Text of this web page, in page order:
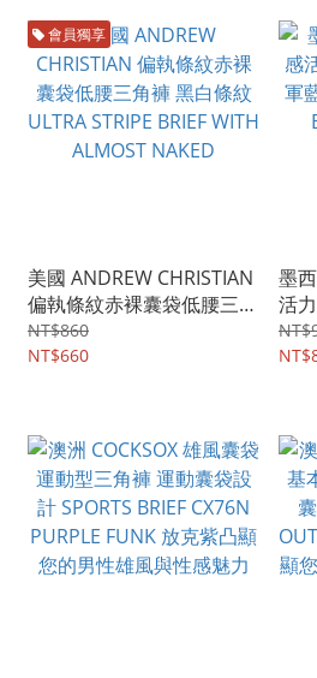
會員獨享
美國 ANDREW CHRISTIAN
偏執條紋赤裸囊袋低腰三角
褲 黑白條紋 ULTRA STRIPE
BRIEF WITH ALMOST
NT$860
NT$660
墨
活
藍